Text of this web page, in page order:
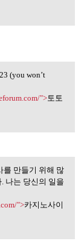
of
(you won’t
">토토
. 이 기사를
를 만들기 위해 많
나는 당신의 일을
">카지노사이